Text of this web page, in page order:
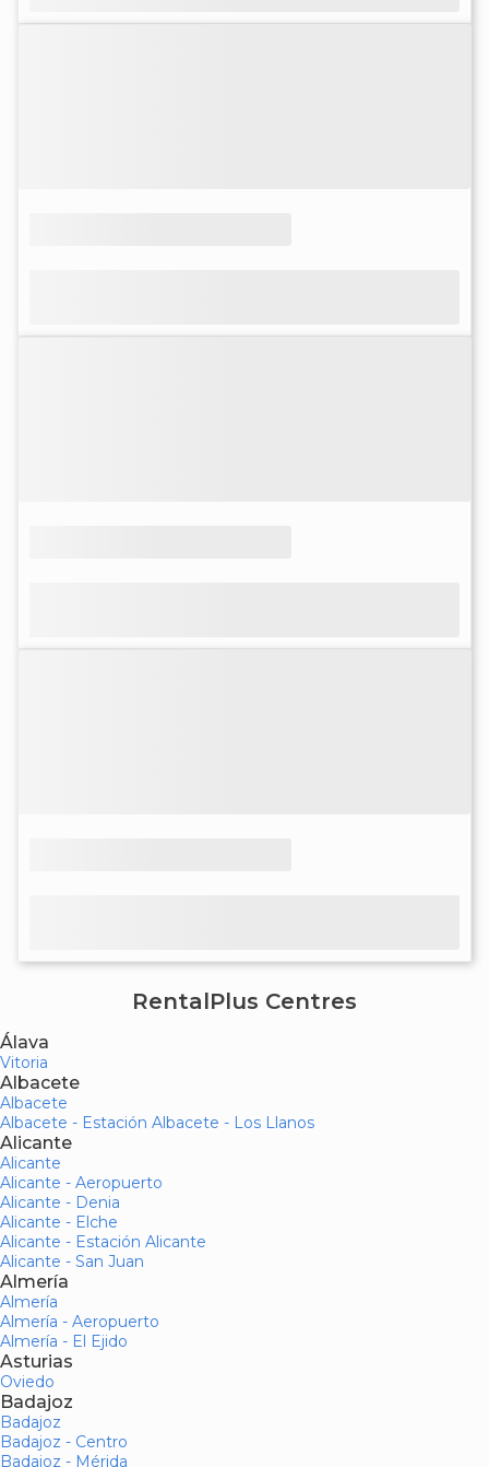
RentalPlus Centres
Álava
Vitoria
Albacete
Albacete
Albacete - Estación Albacete - Los Llanos
Alicante
Alicante
Alicante - Aeropuerto
Alicante - Denia
Alicante - Elche
Alicante - Estación Alicante
Alicante - San Juan
Almería
Almería
Almería - Aeropuerto
Almería - El Ejido
Asturias
Oviedo
Badajoz
Badajoz
Badajoz - Centro
Badajoz - Mérida